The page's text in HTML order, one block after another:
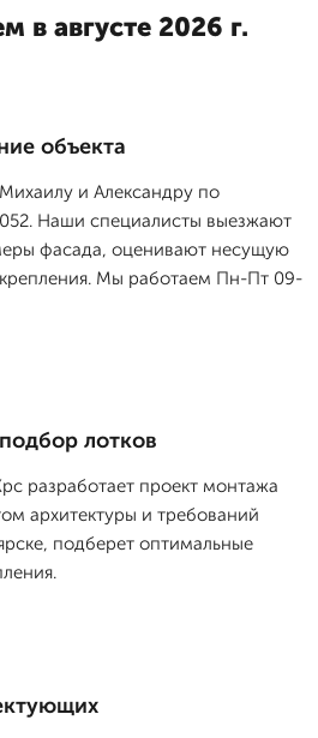
в августе 2026 г.
объекта
и Александру по
Наши специалисты выезжают
фасада, оценивают несущую
Мы работаем Пн-Пт 09-
лотков
разработает проект монтажа
архитектуры и требований
подберет оптимальные